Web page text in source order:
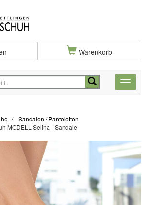
Warenkorb
Toggle
Sandalen / Pantoletten
MODELL Selina - Sandale